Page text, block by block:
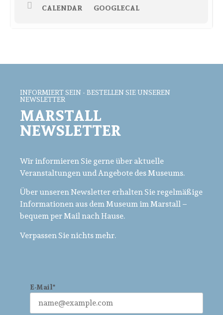
CALENDAR GOOGLECAL
INFORMIERT SEIN - BESTELLEN SIE UNSEREN
NEWSLETTER
MARSTALL
NEWSLETTER
Wir informieren Sie gerne über aktuelle
Veranstaltungen und Angebote des Museums.
Über unseren Newsletter erhalten Sie regelmäßige
Informationen aus dem Museum im Marstall –
bequem per Mail nach Hause.
Verpassen Sie nichts mehr.
E-Mail*